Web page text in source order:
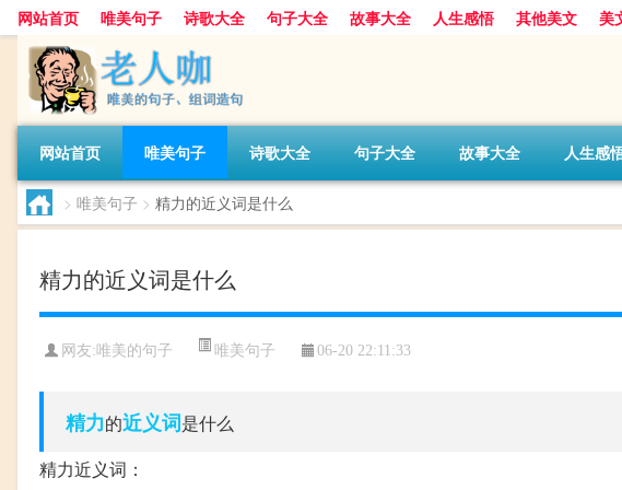
网站首页 唯美句子 诗歌大全 句子大全 故事大全 人生感悟 其他美文 美
网站首页 唯美句子 诗歌大全 句子大全 故事大全 人生感
> 唯美句子 > 精力的近义词是什么
精力的近义词是什么
网友:唯美的句子 唯美句子 06-20 22:11:33
精力的近义词是什么
精力近义词：